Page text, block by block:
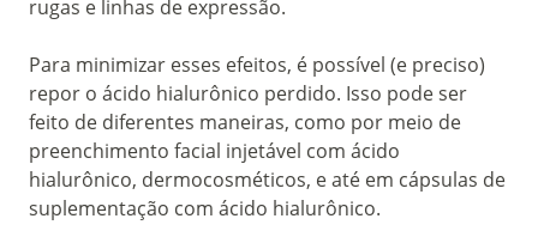
rugas e linhas de expressão.
Para minimizar esses efeitos, é possível (e preciso)
repor o ácido hialurônico perdido. Isso pode ser
feito de diferentes maneiras, como por meio de
preenchimento facial injetável com ácido
hialurônico, dermocosméticos, e até em cápsulas de
suplementação com ácido hialurônico.